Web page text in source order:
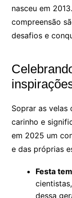
nasceu em
compreensão
desafios e
Soprar as velas
carinho e
em 2025 um
e das próprias
Festa
dessa